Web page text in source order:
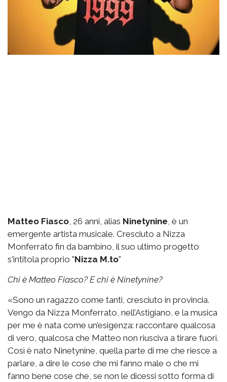
Matteo Fiasco , 26 anni, alias Ninetynine , è un
emergente artista musicale. Cresciuto a Nizza
Monferrato fin da bambino, il suo ultimo progetto
s'intitola proprio "Nizza M.to"
Chi è Matteo Fiasco? E chi è Ninetynine?
«Sono un ragazzo come tanti, cresciuto in provincia.
Vengo da Nizza Monferrato, nell’Astigiano, e la musica
per me è nata come un’esigenza: raccontare qualcosa
di vero, qualcosa che Matteo non riusciva a tirare fuori.
Così è nato Ninetynine, quella parte di me che riesce a
parlare, a dire le cose che mi fanno male o che mi
fanno bene cose che, se non le dicessi sotto forma di